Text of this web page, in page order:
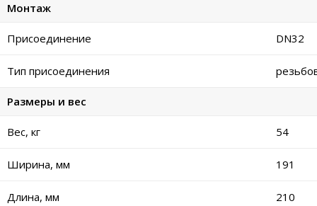
Монтаж
Присоединение DN32
Тип присоединения
Размеры и вес
Вес, кг 54
Ширина, мм 191
Длина, мм 210